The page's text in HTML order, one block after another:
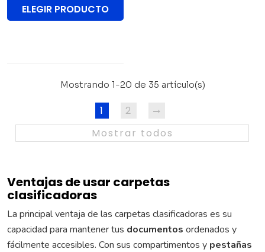
ELEGIR PRODUCTO
Mostrando 1-20 de 35 artículo(s)
1
2
Mostrar todos
Ventajas de usar carpetas
clasificadoras
La principal ventaja de las carpetas clasificadoras es su
capacidad para mantener tus documentos ordenados y
fácilmente accesibles. Con sus compartimentos y pestañas